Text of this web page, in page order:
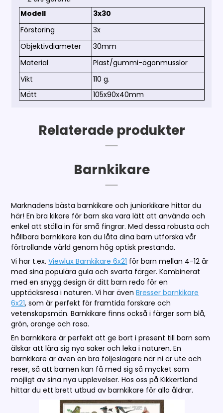
Modell
3x30
Förstoring
3x
Objektivdiameter
30mm
Material
Plast/gummi-ögonmusslor
Vikt
110 g.
Mätt
105x90x40mm
Relaterade produkter
Barnkikare
Marknadens bästa barnkikare och juniorkikare hittar du
här! En bra kikare för barn ska vara lätt att använda och
enkel att ställa in för små fingrar. Med dessa robusta och
hållbara barnkikare kan du låta dina barn utforska vår
förtrollande värld genom hög optisk prestanda.
Vi har t.ex.Viewlux Barnkikare 6x21 för barn mellan 4-12 år
med sina populära gula och svarta färger. Kombinerat
med en snygg design är ditt barn redo för en
upptäcksresa i naturen. Vi har ävenBresser barnkikare
6x21, som är perfekt för framtida forskare och
vetenskapsmän. Barnkikare finns också i färger som blå,
grön, orange och rosa.
En barnkikare är perfekt att ge bort i present till barn som
älskar att lära sig nya saker och leka i naturen. En
barnkikare är även en bra följeslagare när ni är ute och
reser, så att barnen kan få med sig så mycket som
möjligt av sina nya upplevelser. Hos oss på Kikkertland
hittar du ett brett utbud av barnkikare för alla åldrar.